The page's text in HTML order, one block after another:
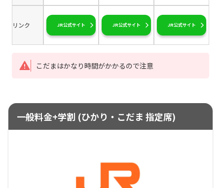
リンク JR公式サイト JR公式サイト JR公式サイト
こだまはかなり時間がかかるので注意
一般料金+学割 (ひかり・こだま 指定席)